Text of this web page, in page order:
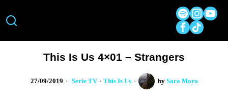
This Is Us 4×01 – Strangers
27/09/2019 Serie TV · This Is Us by Sara Moro